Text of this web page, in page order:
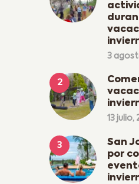
3
13 julio,
San
por